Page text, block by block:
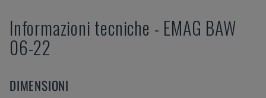
Informazioni tecniche - EMAG BAW
06-22
DIMENSIONI